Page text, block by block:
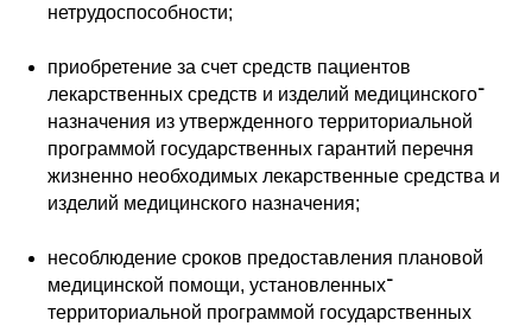
нетрудоспособности;
приобретение за счет средств пациентов
лекарственных средств и изделий медицинского־
назначения из утвержденного территориальной
программой государственных гарантий перечня
жизненно необходимых лекарственные средства и
изделий медицинского назначения;
несоблюдение сроков предоставления плановой
медицинской помощи, установленных־
территориальной программой государственных